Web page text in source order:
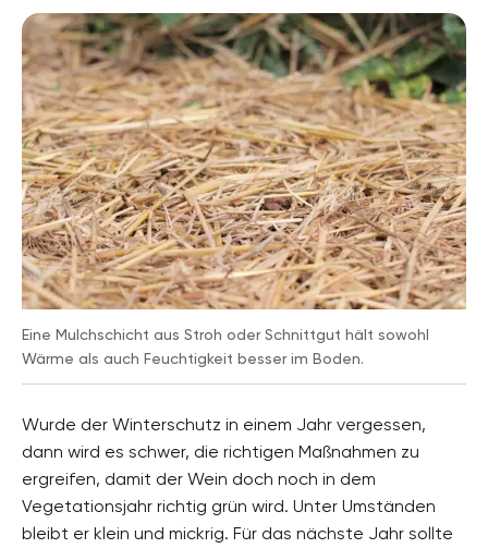
Eine Mulchschicht aus Stroh oder Schnittgut hält sowohl
Wärme als auch Feuchtigkeit besser im Boden.
Wurde der Winterschutz in einem Jahr vergessen,
dann wird es schwer, die richtigen Maßnahmen zu
ergreifen, damit der Wein doch noch in dem
Vegetationsjahr richtig grün wird. Unter Umständen
bleibt er klein und mickrig. Für das nächste Jahr sollte